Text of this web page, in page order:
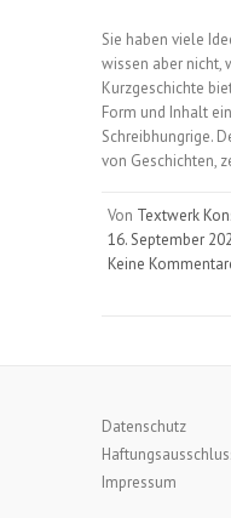
Sie haben viele
wissen aber nicht,
Kurzgeschichte
Form und Inhalt
Schreibhungrige.
von Geschichten,
Von Textwerk
16. September
Keine
Datenschutz
Impressum